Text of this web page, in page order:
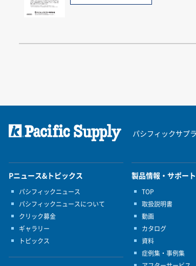
パシフィックサプ
Pニュース&トピックス
パシフィックニュース
パシフィックニュースについて
クリック募金
ギャラリー
トピックス
製品情報・サポート
TOP
取扱説明書
動画
カタログ
資料
症例集・事例集